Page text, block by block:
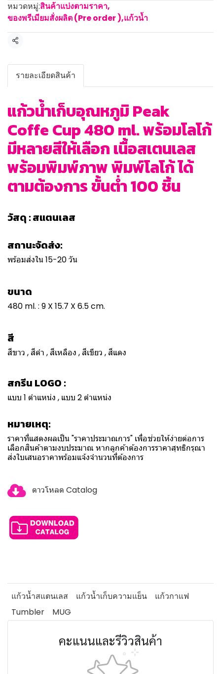
หมวดหมู่:สินค้าแบ่งตามราคา,
ของพรีเมียมสั่งผลิต (Pre order ),แก้วน้ำ
แชร์
รายละเอียดสินค้า
แก้วน้ำเก็บอุณหภูมิ Peak
Coffe Cup 480 ml. พร้อมโลโก้
มีหลายสีให้เลือก เนื้อสเตนเลส
พร้อมพิมพ์ภาพ พิมพ์โลโก้ ได้
ตามต้องการ ขั้นต่ำ 100 ชิ้น
วัสดุ : สแตนเลส
สถานะจัดส่ง:
พร้อมส่งใน 15-20 วัน
ขนาด
480 ml. : 9 X 15.7 X 6.5 cm.
สี
สีขาว , สีดำ , สีเหลือง , สีเขียว , สีแดง
สกรีน LOGO :
แบบ 1 ตำแหน่ง , แบบ 2 ตำแหน่ง
หมายเหตุ:
ราคาที่แสดงผลเป็น "ราคาประมาณการ" เพื่อช่วยให้ง่ายต่อการ
เลือกสินค้าตามงบประมาณ หากลูกค้าต้องการราคาสุทธิกรุณา
ส่งใบเสนอราคาพร้อมแจ้งจำนวนที่ต้องการ
ดาวโหลด Catalog
แก้วน้ำสแตนเลส แก้วน้ำเก็บความแย็น
แก้วกาแฟ
Tumbler
MUG
คะแนนและรีวิวสินค้า